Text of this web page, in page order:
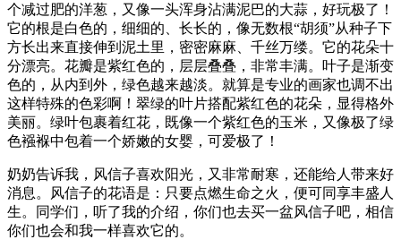
个减过肥的洋葱，又像一头浑身沾满泥巴的大蒜，好玩极了！
它的根是白色的，细细的、长长的，像无数根“胡须”从种子下
方长出来直接伸到泥土里，密密麻麻、千丝万缕。它的花朵十
分漂亮。花瓣是紫红色的，层层叠叠，非常丰满。叶子是渐变
色的，从内到外，绿色越来越淡。就算是专业的画家也调不出
这样特殊的色彩啊！翠绿的叶片搭配紫红色的花朵，显得格外
美丽。绿叶包裹着红花，既像一个紫红色的玉米，又像极了绿
色襁褓中包着一个娇嫩的女婴，可爱极了！
奶奶告诉我，风信子喜欢阳光，又非常耐寒，还能给人带来好
消息。风信子的花语是：只要点燃生命之火，便可同享丰盛人
生。同学们，听了我的介绍，你们也去买一盆风信子吧，相信
你们也会和我一样喜欢它的。